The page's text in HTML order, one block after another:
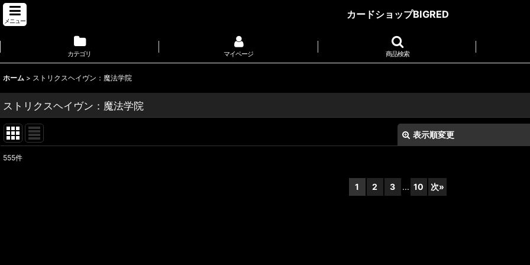
メニュー
カードショップBIGRED
カテゴリ マイページ 商品検索
ホーム > ストリクスヘイヴン：魔法学院
ストリクスヘイヴン：魔法学院
表示順変更
555件
1 2 3 ... 10 次»